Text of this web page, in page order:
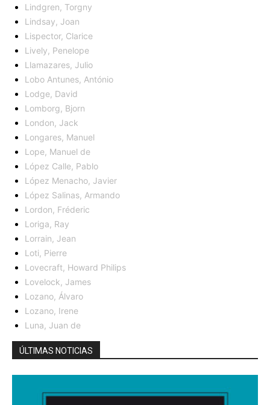
Lindgren, Torgny
Lindsay, Joan
Lispector, Clarice
Lively, Penelope
Llamazares, Julio
Lobo Antunes, António
Lodge, David
Lomborg, Bjorn
London, Jack
Longares, Manuel
Lope, Manuel de
López Calle, Pablo
López Menacho, Javier
López Salinas, Armando
Lordon, Fréderic
Loriga, Ray
Lorrain, Jean
Loti, Pierre
Lovecraft, Howard Philips
Lovelock, James
Lozano, Álvaro
Lozano, Irene
Luna, Juan de
ÚLTIMAS NOTICIAS